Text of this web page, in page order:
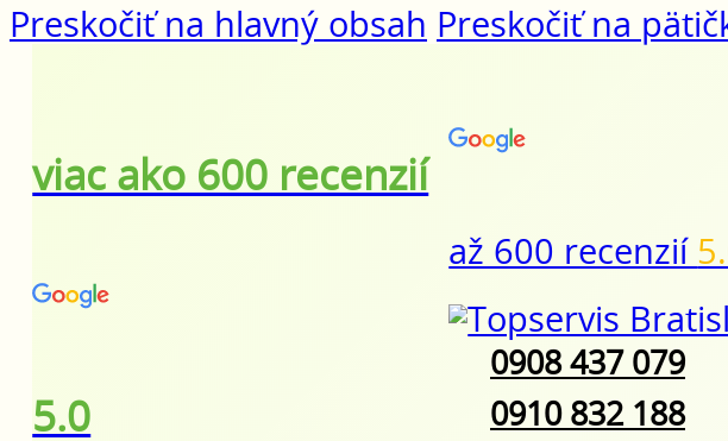
Preskočiť na hlavný obsah Preskočiť na
viac ako 600 recenzií
5.0
až 600 recenzií
0908 437 079
0910 832 188